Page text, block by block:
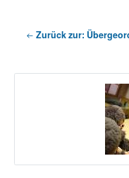
Zurück zur: